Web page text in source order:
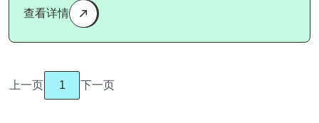
查看详情
上一页 1 下一页